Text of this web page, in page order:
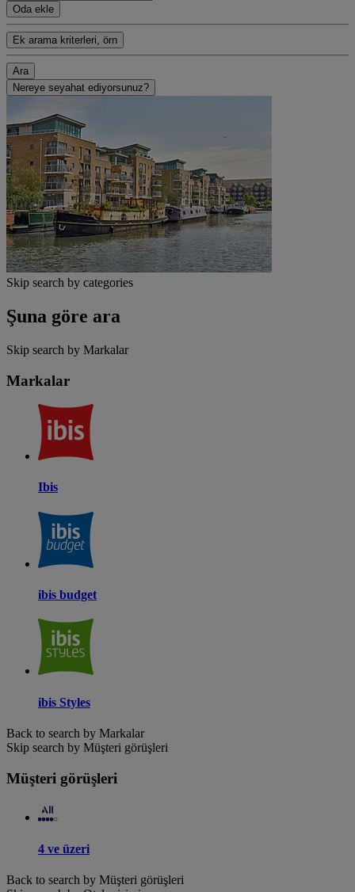
Oda ekle
Ek arama kriterleri, örn
Ara
Nereye seyahat ediyorsunuz?
Skip search by categories
Şuna göre ara
Skip search by Markalar
Markalar
Ibis
ibis budget
ibis Styles
Back to search by Markalar
Skip search by Müşteri görüşleri
Müşteri görüşleri
4 ve üzeri
Back to search by Müşteri görüşleri